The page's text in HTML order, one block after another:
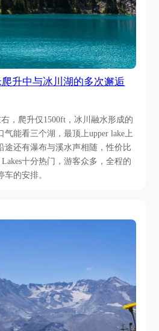
爬升中与冰川湖的多次邂逅
，爬升仅1500ft，冰川融水形成的
能看三个湖，最顶上upper lake上
途还有瀑布与溪水声相随，性价比
十分热门，游客众多，全程的
的安排。